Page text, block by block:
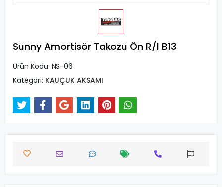
Sunny Amortisör Takozu Ön R/l B13
Ürün Kodu: NS-06
Kategori: KAUÇUK AKSAMI